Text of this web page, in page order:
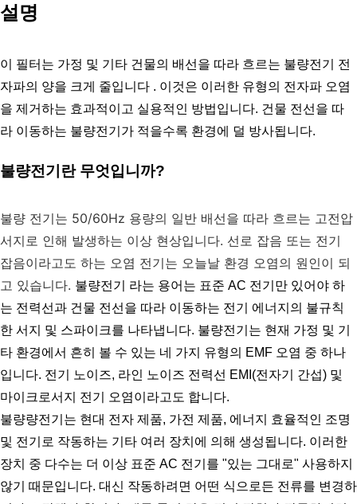
설명
이 필터는 가정 및 기타 건물의 배선을 따라 흐르는 불량전기 전
자파의 양을 크게 줄입니다 . 이것은 이러한 유형의 전자파 오염
을 제거하는 효과적이고 실용적인 방법입니다. 건물 전선을 따
라 이동하는 불량전기가 적을수록 환경에 덜 방사됩니다.
불량전기란 무엇입니까?
불량 전기는 50/60Hz 용량의 일반 배선을 따라 흐르는 고전압
서지로 인해 발생하는 이상 현상입니다. 선로 잡음 또는 전기
잡음이라고도 하는 오염 전기는 오늘날 환경 오염의 원인이 되
고 있습니다. 불량전기 라는 용어는 표준 AC 전기만 있어야 하
는 전력선과 건물 전선을 따라 이동하는 전기 에너지의 불규칙
한 서지 및 스파이크를 나타냅니다. 불량전기는 현재 가정 및 기
타 환경에서 흔히 볼 수 있는 네 가지 유형의 EMF 오염 중 하나
입니다. 전기 노이즈, 라인 노이즈 전력선 EMI(전자기 간섭) 및
마이크로서지 전기 오염이라고도 합니다.
불량량전기는 현대 전자 제품, 가전 제품, 에너지 효율적인 조명
및 전기로 작동하는 기타 여러 장치에 의해 생성됩니다. 이러한
장치 중 다수는 더 이상 표준 AC 전기를 "있는 그대로" 사용하지
않기 때문입니다. 대신 작동하려면 어떤 식으로든 전류를 변경하